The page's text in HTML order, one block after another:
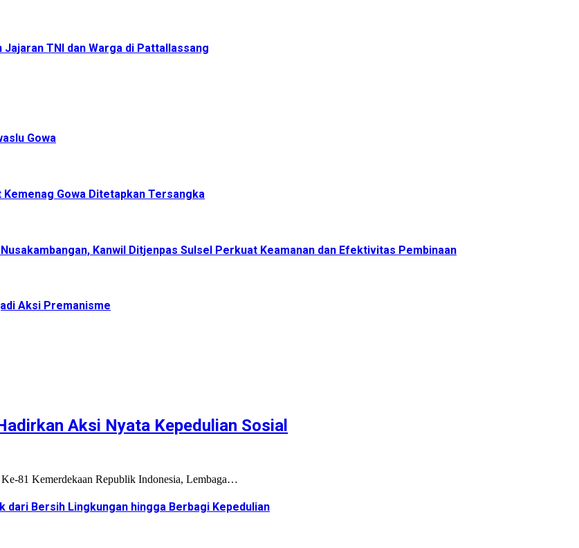
Jajaran TNI dan Warga di Pattallassang
Gowa
Gowa Ditetapkan Tersangka
Kanwil Ditjenpas Sulsel Perkuat Keamanan dan Efektivitas Pembinaan
Aksi Premanisme
Aksi Nyata Kepedulian Sosial
81 Kemerdekaan Republik Indonesia, Lembaga…
dari Bersih Lingkungan hingga Berbagi Kepedulian